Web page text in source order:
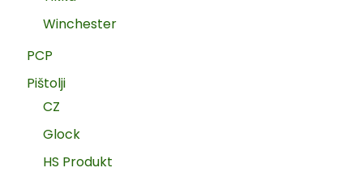
Winchester
PCP
Pištolji
CZ
Glock
HS Produkt